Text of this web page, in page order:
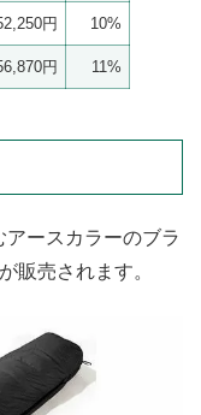
円 10%
円 11%
ースカラーのブラ
販売されます。